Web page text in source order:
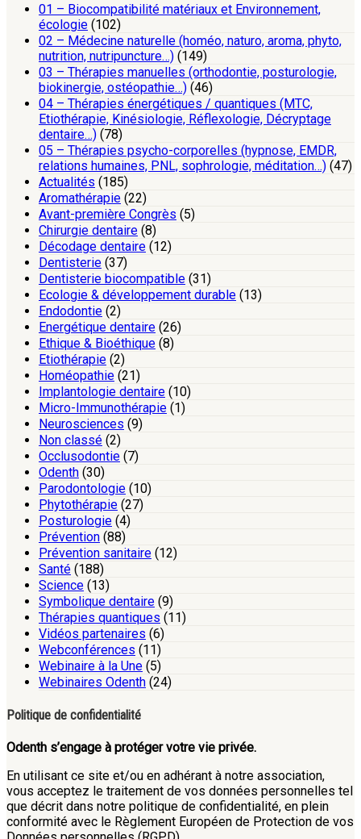
01 – Biocompatibilité matériaux et Environnement,
écologie (102)
02 – Médecine naturelle (homéo, naturo, aroma, phyto,
nutrition, nutripuncture…) (149)
03 – Thérapies manuelles (orthodontie, posturologie,
biokinergie, ostéopathie…) (46)
04 – Thérapies énergétiques / quantiques (MTC,
Etiothérapie, Kinésiologie, Réflexologie, Décryptage
dentaire…) (78)
05 – Thérapies psycho-corporelles (hypnose, EMDR,
relations humaines, PNL, sophrologie, méditation…) (47)
Actualités (185)
Aromathérapie (22)
Avant-première Congrès (5)
Chirurgie dentaire (8)
Décodage dentaire (12)
Dentisterie (37)
Dentisterie biocompatible (31)
Ecologie & développement durable (13)
Endodontie (2)
Energétique dentaire (26)
Ethique & Bioéthique (8)
Etiothérapie (2)
Homéopathie (21)
Implantologie dentaire (10)
Micro-Immunothérapie (1)
Neurosciences (9)
Non classé (2)
Occlusodontie (7)
Odenth (30)
Parodontologie (10)
Phytothérapie (27)
Posturologie (4)
Prévention (88)
Prévention sanitaire (12)
Santé (188)
Science (13)
Symbolique dentaire (9)
Thérapies quantiques (11)
Vidéos partenaires (6)
Webconférences (11)
Webinaire à la Une (5)
Webinaires Odenth (24)
Politique de confidentialité
Odenth s’engage à protéger votre vie privée.
En utilisant ce site et/ou en adhérant à notre association,
vous acceptez le traitement de vos données personnelles tel
que décrit dans notre politique de confidentialité, en plein
conformité avec le Règlement Européen de Protection de vos